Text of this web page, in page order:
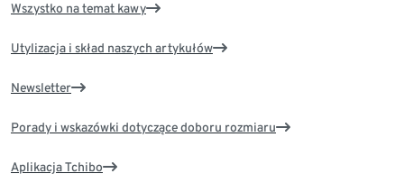
Wszystko na temat kawy
Utylizacja i skład naszych artykułów
Newsletter
Porady i wskazówki dotyczące doboru rozmiaru
Aplikacja Tchibo